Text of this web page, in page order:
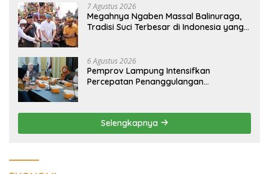
7 Agustus 2026
Megahnya Ngaben Massal Balinuraga,
Tradisi Suci Terbesar di Indonesia yang
6 Agustus 2026
Pemprov Lampung Intensifkan
Percepatan Penanggulangan
Selengkapnya